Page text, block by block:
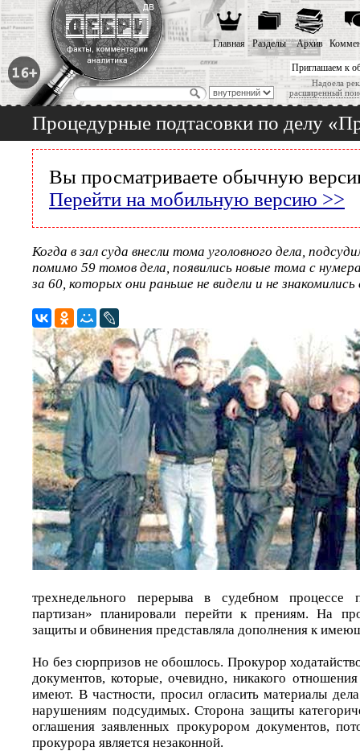
Приглашаем к
Надоела
расширенный
Главная Разделы Архив
Процедурные подтасовки по делу
Вы просматриваете обычную
Перейти на мобильную версию >>
Когда в зал суда внесли тома уголовного дела,
помимо 59 томов дела, появились новые тома с
за 60, которых они раньше не видели и не знакомились
трехнедельного перерыва в судебном процессе
партизан» планировали перейти к прениям. На
защиты и обвинения представляла дополнения к
Но без сюрпризов не обошлось. Прокурор
документов, которые, очевидно, никакого
имеют. В частности, просил огласить материалы
нарушениям подсудимых. Сторона защиты
оглашения заявленных прокурором документов,
прокурора является незаконной.